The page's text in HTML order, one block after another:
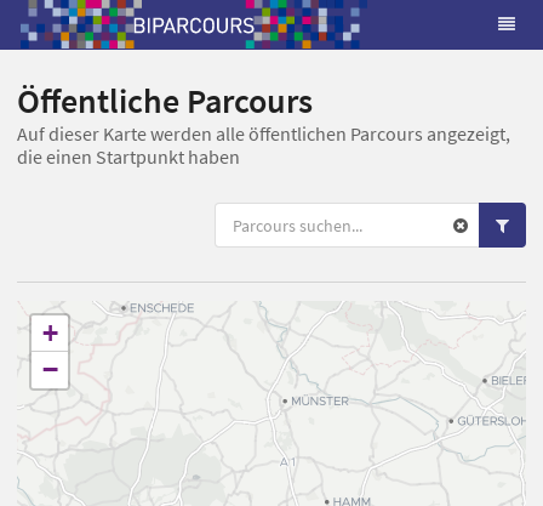
Öffentliche Parcours
Auf dieser Karte werden alle öffentlichen Parcours angezeigt,
die einen Startpunkt haben
+
−